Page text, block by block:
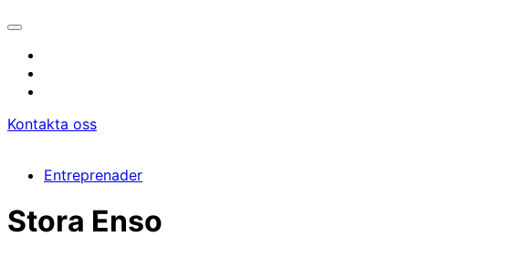
Öppna/stäng
Kontakta oss
Entreprenader
Stora Enso